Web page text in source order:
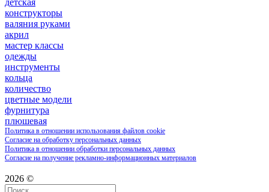
детская
конструкторы
валяния руками
акрил
мастер классы
одежды
инструменты
кольца
количество
цветные модели
фурнитура
плюшевая
Политика в отношении использования файлов cookie
Согласие на обработку персональных данных
Политика в отношении обработки персональных данных
Согласие на получение рекламно-информационных материалов
2026 ©